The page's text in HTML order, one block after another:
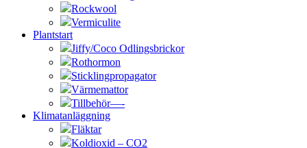
Rockwool
Vermiculite
Plantstart
Jiffy/Coco Odlingsbrickor
Rothormon
Sticklingpropagator
Värmemattor
Tillbehör—-
Klimatanläggning
Fläktar
Koldioxid – CO2